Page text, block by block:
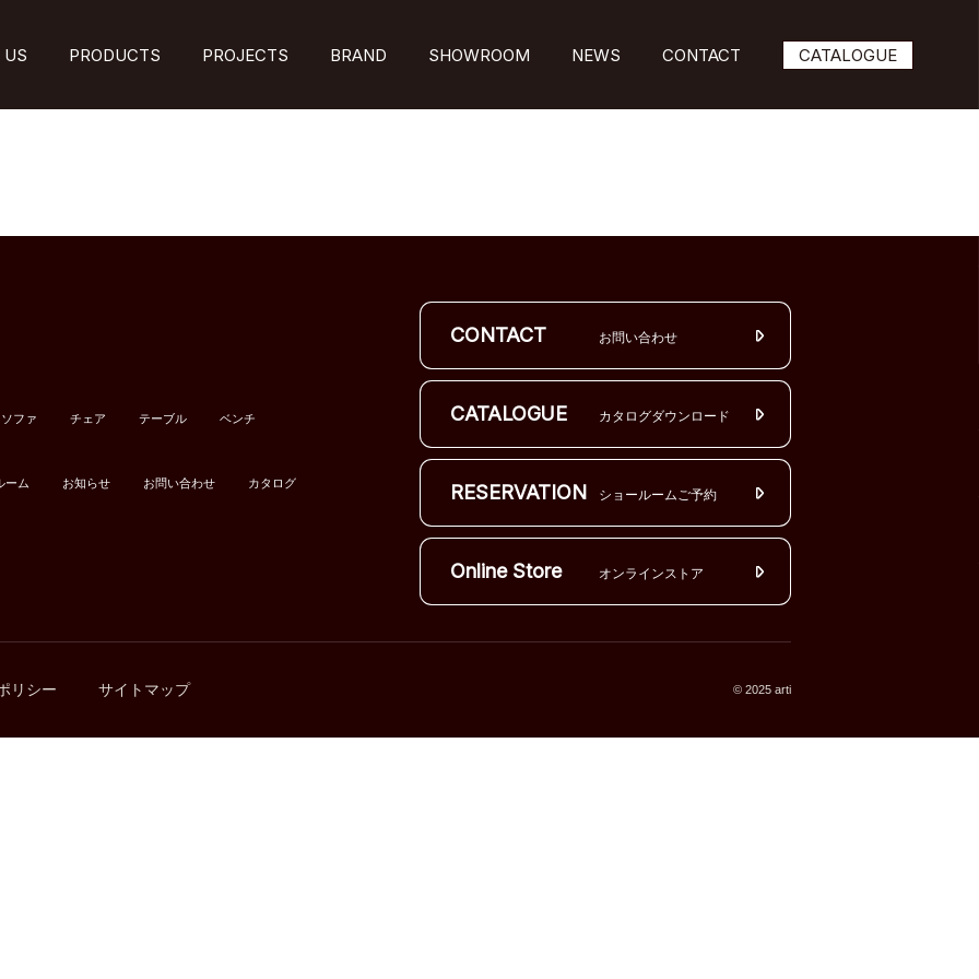
US PRODUCTS PROJECTS BRAND SHOWROOM NEWS CONTACT CATALOGUE
ソファ チェア テーブル ベンチ
ーム お知らせ お問い合わせ カタログ
CONTACT お問い合わせ
CATALOGUE カタログダウンロード
RESERVATION ショールームご予約
Online Store オンラインストア
リシー サイトマップ © 2025 arti